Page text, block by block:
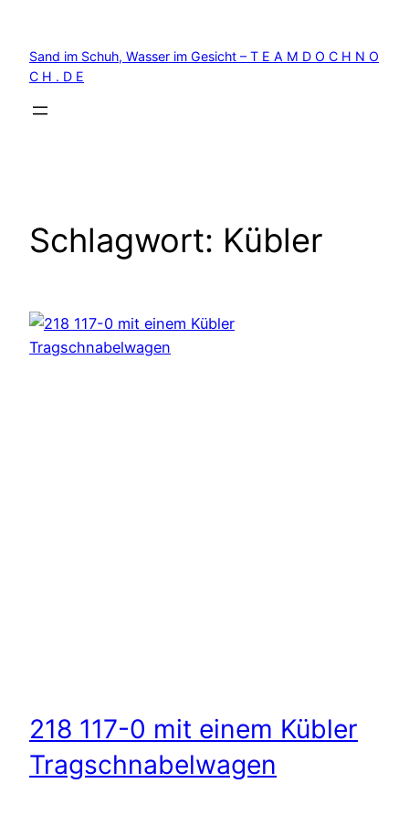
springen
Sand im Schuh, Wasser im Gesicht – T E A M D O C H N O
C H . D E
Schlagwort: Kübler
218 117-0 mit einem Kübler
Tragschnabelwagen